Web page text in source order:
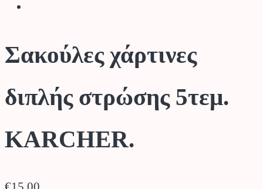
Σακούλες χάρτινες
διπλής στρώσης 5τεμ.
KARCHER.